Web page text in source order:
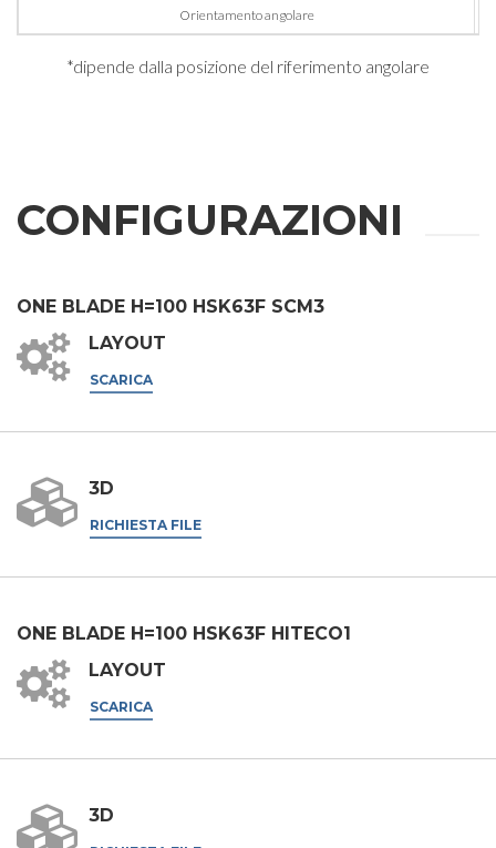
RICHIESTA
Cognome
Azienda
Telefono
Città
Regione
Orientamento angolare
*dipende dalla posizione del riferimento angolare
CONFIGURAZIONI
ONE BLADE H=100 HSK63F SCM3
LAYOUT
SCARICA
3D
RICHIESTA FILE
ONE BLADE H=100 HSK63F HITECO1
LAYOUT
SCARICA
3D